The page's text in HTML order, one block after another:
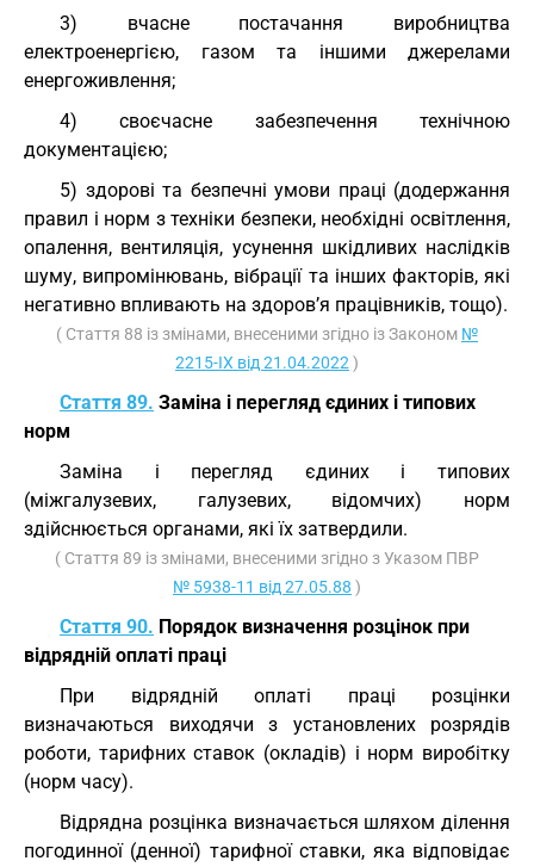
3) вчасне постачання виробництва
електроенергією, газом та іншими джерелами
енергоживлення;
4) своєчасне забезпечення технічною
документацією;
5) здорові та безпечні умови праці (додержання
правил і норм з техніки безпеки, необхідні освітлення,
опалення, вентиляція, усунення шкідливих наслідків
шуму, випромінювань, вібрації та інших факторів, які
негативно впливають на здоров’я працівників, тощо).
( Стаття 88 із змінами, внесеними згідно із Законом №
2215-IX від 21.04.2022 )
Стаття 89. Заміна і перегляд єдиних і типових
норм
Заміна і перегляд єдиних і типових
(міжгалузевих, галузевих, відомчих) норм
здійснюється органами, які їх затвердили.
( Стаття 89 із змінами, внесеними згідно з Указом ПВР
№ 5938-11 від 27.05.88 )
Стаття 90. Порядок визначення розцінок при
відрядній оплаті праці
При відрядній оплаті праці розцінки
визначаються виходячи з установлених розрядів
роботи, тарифних ставок (окладів) і норм виробітку
(норм часу).
Відрядна розцінка визначається шляхом ділення
погодинної (денної) тарифної ставки, яка відповідає